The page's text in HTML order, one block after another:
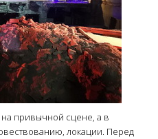
привычной сцене, а в
локации. Перед